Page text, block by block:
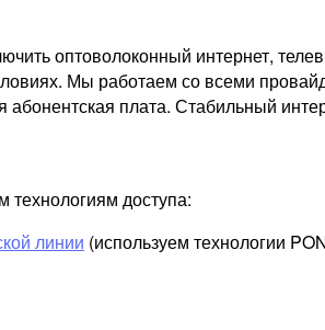
оптоволоконный интернет,
Мы работаем со всеми
абонентская плата. Стабильный
доступа:
линии (используем технологии